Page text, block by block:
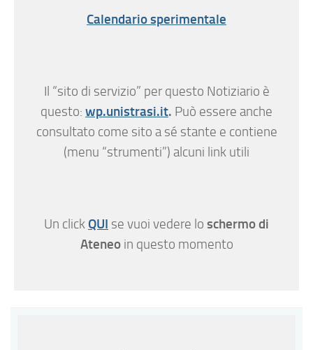
Calendario sperimentale
Il “sito di servizio” per questo Notiziario è
questo: wp.unistrasi.it. Può essere anche
consultato come sito a sé stante e contiene
(menu “strumenti”) alcuni link utili
Un click QUI se vuoi vedere lo schermo di
Ateneoin questo momento